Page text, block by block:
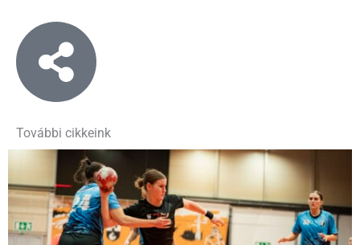
További cikkeink